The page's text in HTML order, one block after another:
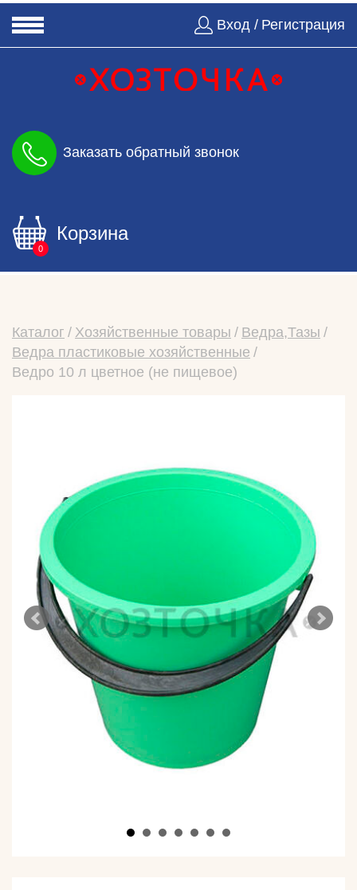
Вход / Регистрация
Заказать обратный звонок
0
Корзина
Каталог Хозяйственные товары
Ведра,Тазы
Ведра пластиковые хозяйственные
Ведро 10 л цветное (не пищевое)